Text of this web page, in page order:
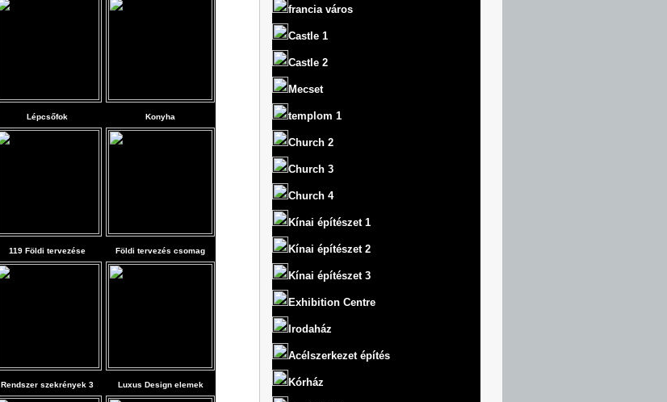
Lépcsőfok Konyha
119 Földi tervezése Földi tervezés csomag
Rendszer szekrények 3 Luxus Design elemek
francia város
Castle 1
Castle 2
Mecset
templom 1
Church 2
Church 3
Church 4
Kínai építészet 1
Kínai építészet 2
Kínai építészet 3
Exhibition Centre
Irodaház
Acélszerkezet építés
Kórház